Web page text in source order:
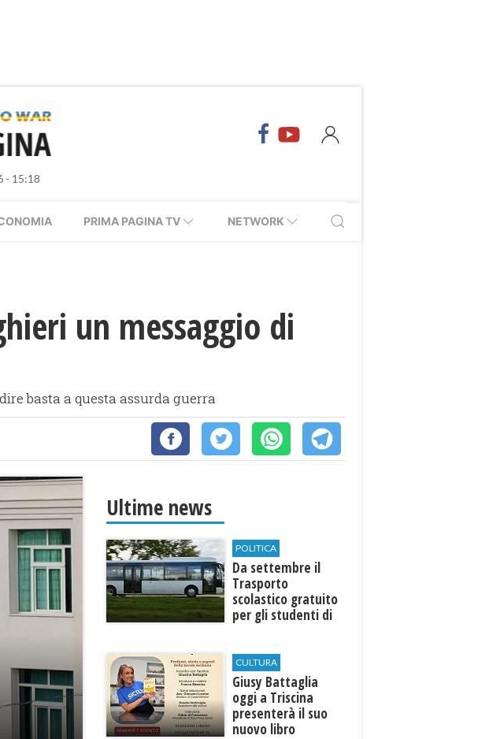
- 15:18
PRIMA PAGINA TV NETWORK
un messaggio di
basta a questa assurda guerra
Ultime news
POLITICA
Da settembre il
Trasporto
scolastico gratuito
per gli studenti di
CULTURA
Giusy Battaglia
oggi a Triscina
presenterà il suo
nuovo libro